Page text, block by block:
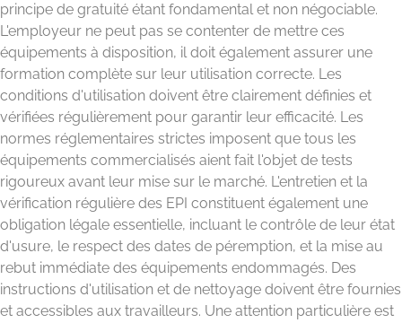
principe de gratuité étant fondamental et non négociable.
L'employeur ne peut pas se contenter de mettre ces
équipements à disposition, il doit également assurer une
formation complète sur leur utilisation correcte. Les
conditions d'utilisation doivent être clairement définies et
vérifiées régulièrement pour garantir leur efficacité. Les
normes réglementaires strictes imposent que tous les
équipements commercialisés aient fait l'objet de tests
rigoureux avant leur mise sur le marché. L'entretien et la
vérification régulière des EPI constituent également une
obligation légale essentielle, incluant le contrôle de leur état
d'usure, le respect des dates de péremption, et la mise au
rebut immédiate des équipements endommagés. Des
instructions d'utilisation et de nettoyage doivent être fournies
et accessibles aux travailleurs. Une attention particulière est